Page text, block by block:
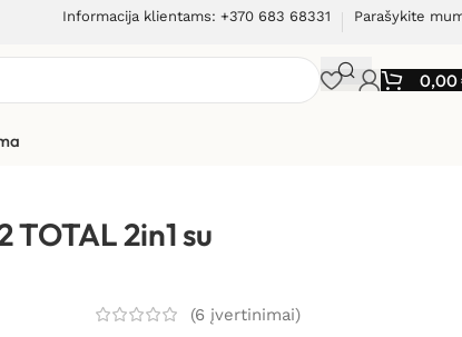
Informacija klientams: +370 683 68331 Parašykite
0,00
nosies plovykle
TOTAL 2in1 su
(6 įvertinimai)